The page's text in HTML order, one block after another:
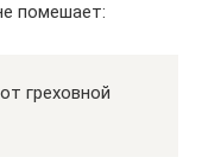
помешает:
греховной